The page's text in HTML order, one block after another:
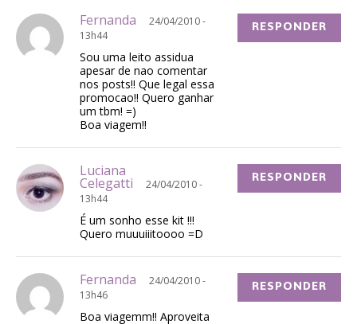
Fernanda
24/04/2010 -
13h44
Sou uma leito assidua
apesar de nao comentar
nos posts!! Que legal essa
promocao!! Quero ganhar
um tbm! =)
Boa viagem!!
RESPONDER
Luciana
Celegatti
24/04/2010 -
13h44
É um sonho esse kit !!!
Quero muuuiiitoooo =D
RESPONDER
Fernanda
24/04/2010 -
13h46
Boa viagemm!! Aproveita
RESPONDER